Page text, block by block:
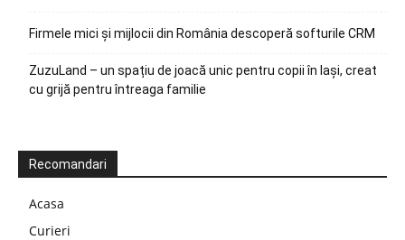
Firmele mici și mijlocii din România descoperă softurile CRM
ZuzuLand – un spațiu de joacă unic pentru copii în Iași, creat
cu grijă pentru întreaga familie
Recomandari
Acasa
Curieri